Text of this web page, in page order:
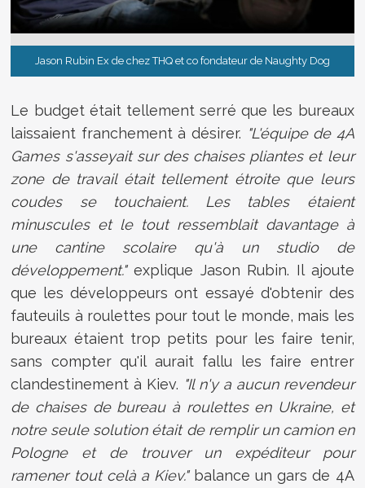
Jason Rubin Ex de chez THQ et co fondateur de Naughty Dog
Le budget était tellement serré que les bureaux
laissaient franchement à désirer. "L'équipe de 4A
Games s'asseyait sur des chaises pliantes et leur
zone de travail était tellement étroite que leurs
coudes se touchaient. Les tables étaient
minuscules et le tout ressemblait davantage à
une cantine scolaire qu'à un studio de
développement."explique Jason Rubin. Il ajoute
que les développeurs ont essayé d'obtenir des
fauteuils à roulettes pour tout le monde, mais les
bureaux étaient trop petits pour les faire tenir,
sans compter qu'il aurait fallu les faire entrer
clandestinement à Kiev. "Il n'y a aucun revendeur
de chaises de bureau à roulettes en Ukraine, et
notre seule solution était de remplir un camion en
Pologne et de trouver un expéditeur pour
ramener tout celà a Kiev." balance un gars de 4A